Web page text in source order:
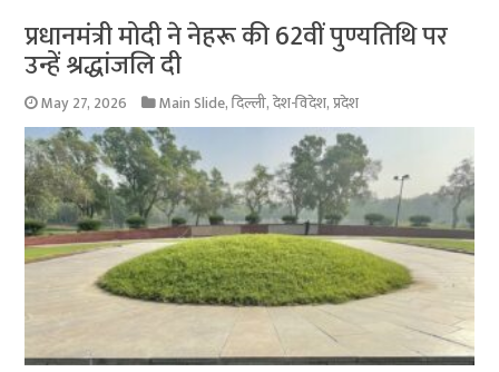
प्रधानमंत्री मोदी ने नेहरू की 62वीं पुण्यतिथि पर
उन्हें श्रद्धांजलि दी
May 27, 2026 Main Slide,दिल्ली,देश-विदेश,प्रदेश